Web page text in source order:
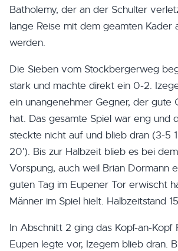
Batholemy, der an der Schulter
lange Reise mit dem geamten Kader
werden.
Die Sieben vom Stockbergerweg
stark und machte direkt ein 0-2.
ein unangenehmer Gegner, der gute
hat. Das gesamte Spiel war eng und
steckte nicht auf und blieb dran (3-5
20′). Bis zur Halbzeit blieb es bei
Vorspung, auch weil Brian Dormann
guten Tag im Eupener Tor erwischt
Männer im Spiel hielt. Halbzeitstand
In Abschnitt 2 ging das Kopf-an-Kopf
Eupen legte vor, Izegem blieb dran.